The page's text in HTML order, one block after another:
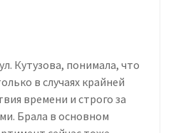
Кутузова, понимала, что
в случаях крайней
времени и строго за
Брала в основном